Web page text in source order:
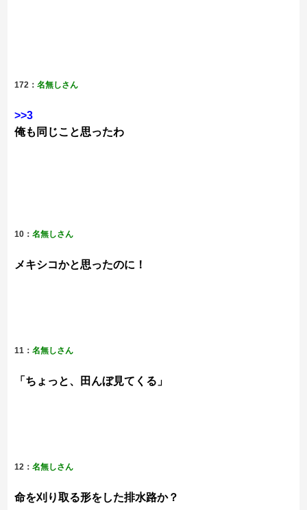
172：名無しさん
>>3
俺も同じこと思ったわ
10：名無しさん
メキシコかと思ったのに！
11：名無しさん
「ちょっと、田んぼ見てくる」
12：名無しさん
命を刈り取る形をした排水路か？